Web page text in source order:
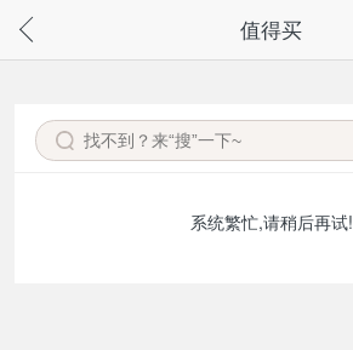
请通过微信或支付宝搜“奇兔客小程序”访问
值得买
系统繁忙,请稍后再试!